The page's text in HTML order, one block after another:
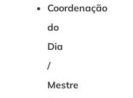
Coordenação
do
Dia
/
Mestre